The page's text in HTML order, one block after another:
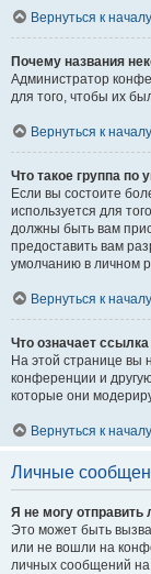
Вернуться к началу
Почему названия
Администратор
для того, чтобы их
Вернуться к началу
Что такое группа по
Если вы состоите
используется для
должны быть вам
предоставить вам
умолчанию в личном
Вернуться к началу
Что означает
На этой странице вы
конференции и
которые они
Вернуться к началу
Личные
Я не могу
Это может быть
или не вошли на
личных сообщений